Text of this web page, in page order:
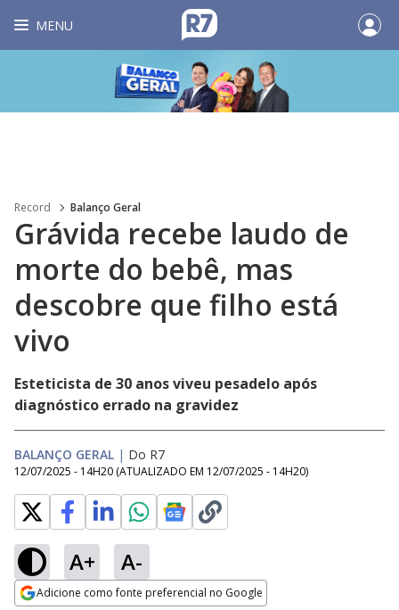
MENU
Record Balanço Geral
Grávida recebe laudo de
morte do bebê, mas
descobre que filho está
vivo
Esteticista de 30 anos viveu pesadelo após
diagnóstico errado na gravidez
BALANÇO GERAL | Do R7
12/07/2025 - 14H20 (ATUALIZADO EM 12/07/2025 - 14H20)
A+ A-
Adicione como fonte preferencial no Google
Ativar
Loaded
20.37%